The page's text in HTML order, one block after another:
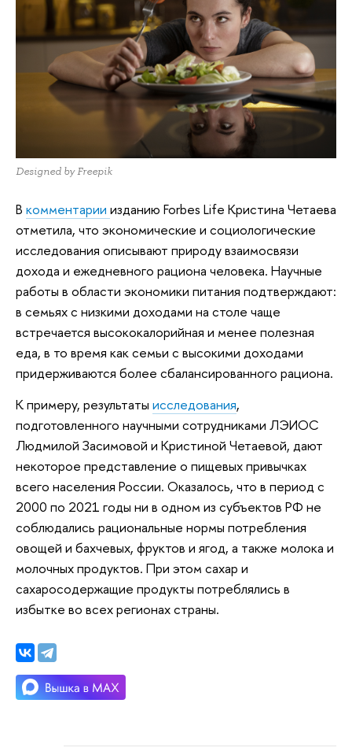
Designed by Freepik
В комментарии изданию Forbes Life Кристина Четаева
отметила, что экономические и социологические
исследования описывают природу взаимосвязи
дохода и ежедневного рациона человека. Научные
работы в области экономики питания подтверждают:
в семьях с низкими доходами на столе чаще
встречается высококалорийная и менее полезная
еда, в то время как семьи с высокими доходами
придерживаются более сбалансированного рациона.
К примеру, результаты исследования,
подготовленного научными сотрудниками ЛЭИОС
Людмилой Засимовой и Кристиной Четаевой, дают
некоторое представление о пищевых привычках
всего населения России. Оказалось, что в период с
2000 по 2021 годы ни в одном из субъектов РФ не
соблюдались рациональные нормы потребления
овощей и бахчевых, фруктов и ягод, а также молока и
молочных продуктов. При этом сахар и
сахаросодержащие продукты потреблялись в
избытке во всех регионах страны.